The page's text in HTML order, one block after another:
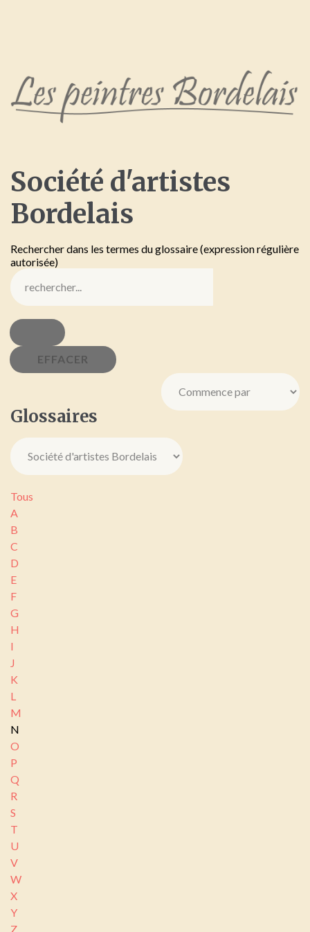
Société d'artistes
Bordelais
Rechercher dans les termes du glossaire (expression régulière
autorisée)
Glossaires
Tous
A
B
C
D
E
F
G
H
I
J
K
L
M
N
O
P
Q
R
S
T
U
V
W
X
Y
Z